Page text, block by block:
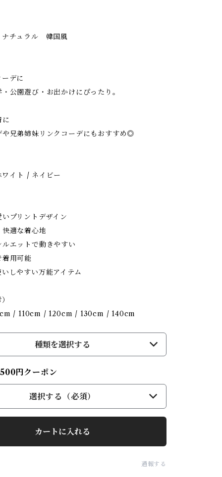
チュラル 韓国風
デに
公園遊び・お出かけにぴったり。
に
兄弟姉妹リンクコーデにもおすすめ◎
イト / ネイビー
プリントデザイン
適な着心地
エットで動きやすい
着用可能
しやすい万能アイテム
/ 110cm / 120cm / 130cm / 140cm
種類を選択する
円クーポン
選択する（必須）
カートに入れる
通報する